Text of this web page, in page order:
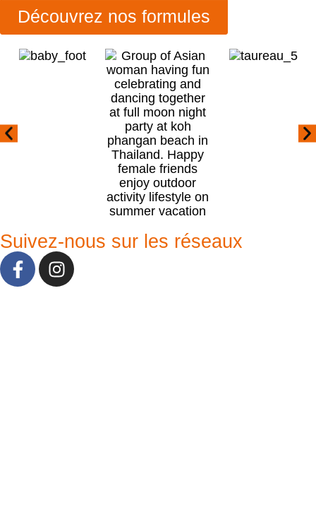
Découvrez nos formules
Suivez-nous sur les réseaux